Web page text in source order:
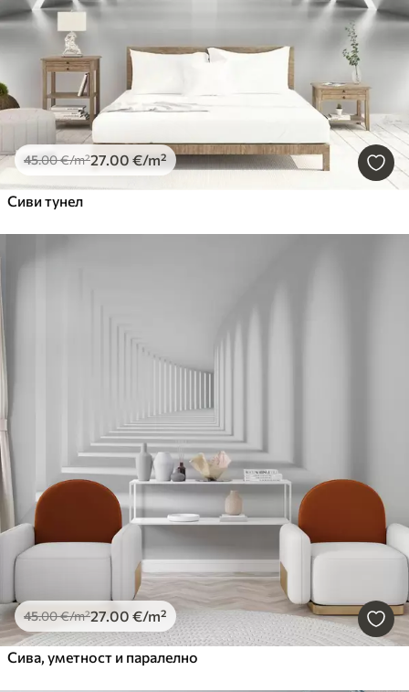
45.00€/m²27 .00 €/m²
Сиви тунел
45.00€/m²27.00 €/m²
Сива, уметност и паралелно